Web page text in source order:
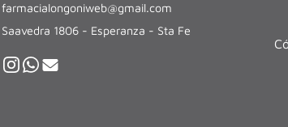
farmacialongoniweb@gmail.com
Saavedra 1806 - Esperanza - Sta Fe